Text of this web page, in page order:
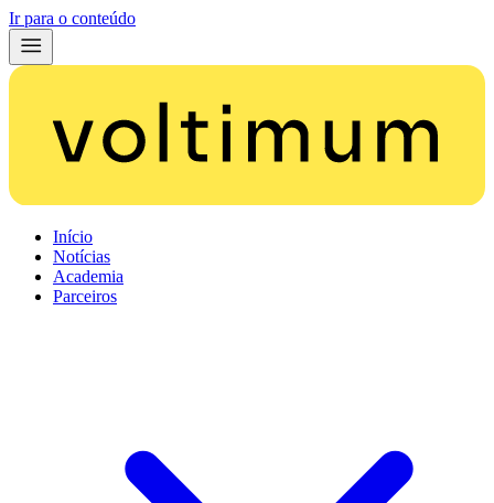
Ir para o conteúdo
Início
Notícias
Academia
Parceiros